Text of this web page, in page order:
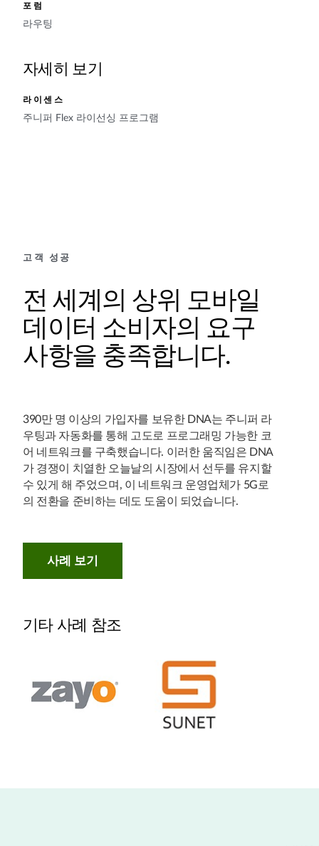
포럼
라우팅
자세히 보기
라이센스
주니퍼 Flex 라이선싱 프로그램
고객 성공
전 세계의 상위 모바일
데이터 소비자의 요구
사항을 충족합니다.
390만 명 이상의 가입자를 보유한 DNA는 주니퍼 라
우팅과 자동화를 통해 고도로 프로그래밍 가능한 코
어 네트워크를 구축했습니다. 이러한 움직임은 DNA
가 경쟁이 치열한 오늘날의 시장에서 선두를 유지할
수 있게 해 주었으며, 이 네트워크 운영업체가 5G로
의 전환을 준비하는 데도 도움이 되었습니다.
사례 보기
기타 사례 참조